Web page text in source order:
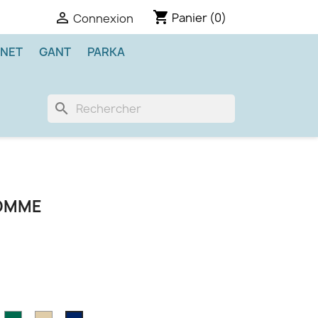
 Connexion shopping_cart Panier (0)
GANT
PARKA
search